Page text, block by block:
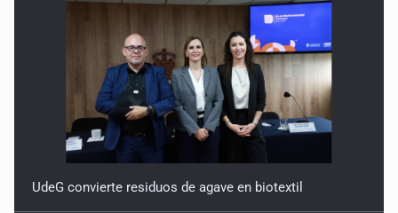
UdeG convierte residuos de agave en biotextil